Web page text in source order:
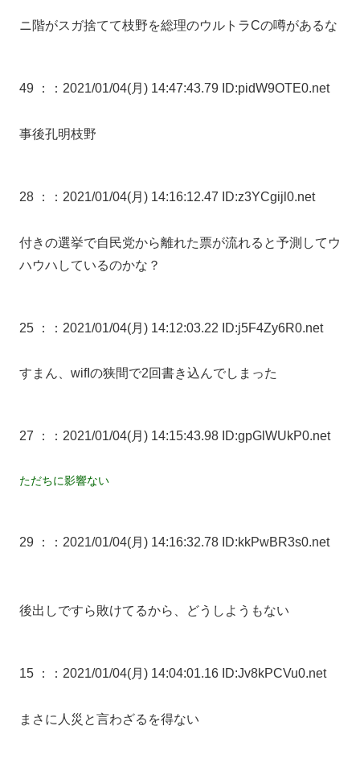
ニ階がスガ捨てて枝野を総理のウルトラCの噂があるな
49 ： ：2021/01/04(月) 14:47:43.79 ID:pidW9OTE0.net
事後孔明枝野
28 ： ：2021/01/04(月) 14:16:12.47 ID:z3YCgijl0.net
付きの選挙で自民党から離れた票が流れると予測してウ
ハウハしているのかな？
25 ： ：2021/01/04(月) 14:12:03.22 ID:j5F4Zy6R0.net
すまん、wifIの狭間で2回書き込んでしまった
27 ： ：2021/01/04(月) 14:15:43.98 ID:gpGlWUkP0.net
ただちに影響ない
29 ： ：2021/01/04(月) 14:16:32.78 ID:kkPwBR3s0.net
後出しですら敗けてるから、どうしようもない
15 ： ：2021/01/04(月) 14:04:01.16 ID:Jv8kPCVu0.net
まさに人災と言わざるを得ない